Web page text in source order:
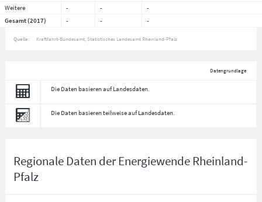
Weitere
- -
-
Gesamt (2017)
- - -
Quelle: Kraftfahrt-Bundesamt, Statistisches Landesamt Rheinland-Pfalz
Datengrundlage
Die Daten basieren auf Landesdaten.
Die Daten basieren teilweise auf Landesdaten.
Regionale Daten der Energiewende Rheinland-
Pfalz